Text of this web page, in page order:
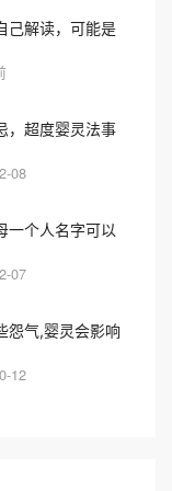
己解读，可能是
，超度婴灵法事
08
一个人名字可以
07
怨气,婴灵会影响
12